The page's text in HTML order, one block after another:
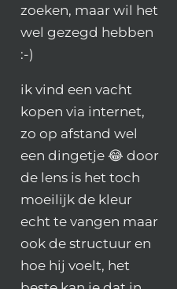
zoeken, maar wil het
wel gezegd hebben
:-)
ik vind een vacht
kopen via internet,
zo op afstand wel
een dingetje 😂 door
de lens is het toch
moeilijk de kleur
echt te vangen maar
ook de structuur en
hoe hij voelt, het